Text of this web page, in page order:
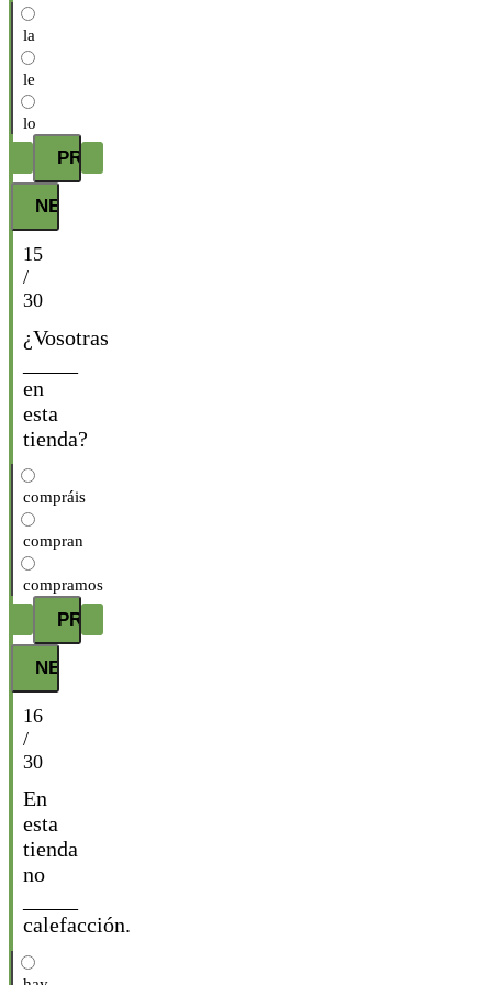
la
le
lo
15
/
30
¿Vosotras
en
esta
tienda?
compráis
compran
compramos
16
/
30
En
esta
tienda
no
calefacción.